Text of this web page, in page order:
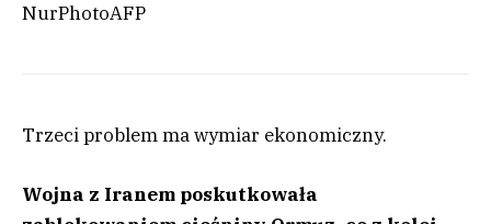
NurPhotoAFP
Trzeci problem ma wymiar ekonomiczny.
Wojna z Iranem poskutkowała